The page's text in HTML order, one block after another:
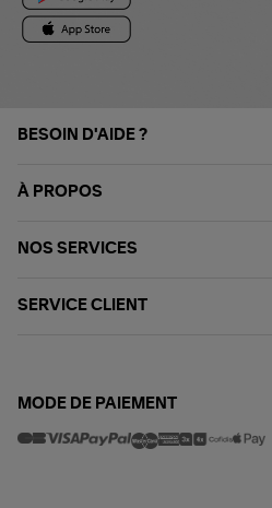
BESOIN D'AIDE ?
À PROPOS
NOS SERVICES
SERVICE CLIENT
MODE DE PAIEMENT